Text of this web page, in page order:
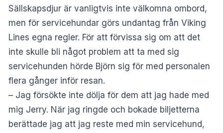
Sällskapsdjur är vanligtvis inte välkomna ombord,
men för servicehundar görs undantag från Viking
Lines egna regler. För att förvissa sig om att det
inte skulle bli något problem att ta med sig
servicehunden hörde Björn sig för med personalen
flera gånger inför resan.
– Jag försökte inte dölja för dem att jag hade med
mig Jerry. När jag ringde och bokade biljetterna
berättade jag att jag reste med min servicehund,